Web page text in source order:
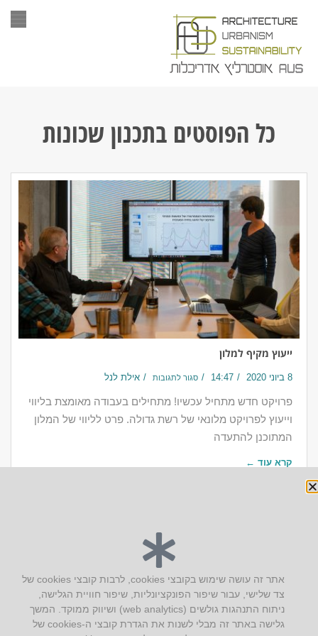
כל הפוסטים בתכנון שכונות
ייעוץ מקיף למלון
8 ביוני 2020 14:47 סגור לתגובות אילת לנל
פרויקט חדש מתחיל עכשיו! מתחילים בעבודה מאומצת בליווי
וייעוץ לפרויקט מלונאי של רשת גדולה. פרט לליווי של המלון
המתוכנן להתעדה
קרא עוד ←
טלפון:04-8772469
אתר זה עושה שימוש בקובצי cookies, לרבות קובצי cookies של
צד שלישי, עבור שיפור הפונקציונליות, שיפור חוויית הגלישה,
ניתוח התנהגות גולשים (web analytics) ושיווק ממוקד. המשך
גלישה באתר זה מבלי לשנות את הגדרת קובצי ה-cookies של